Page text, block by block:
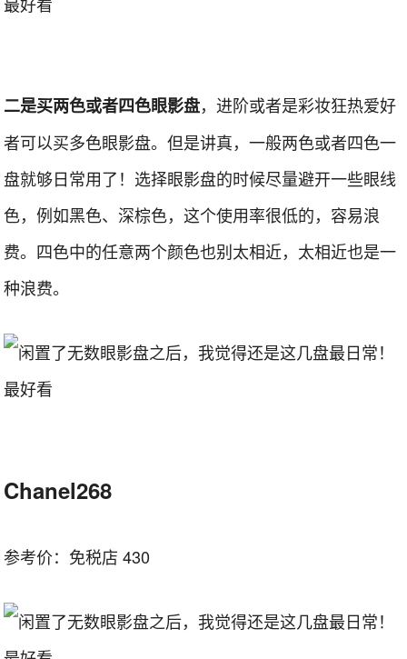
二是买两色或者四色眼影盘，进阶或者是彩妆狂热爱好
者可以买多色眼影盘。但是讲真，一般两色或者四色一
盘就够日常用了！选择眼影盘的时候尽量避开一些眼线
色，例如黑色、深棕色，这个使用率很低的，容易浪
费。四色中的任意两个颜色也别太相近，太相近也是一
种浪费。
Chanel268
参考价：免税店 430